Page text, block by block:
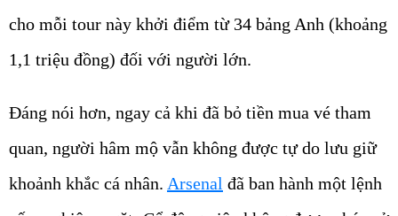
cho mỗi tour này khởi điểm từ 34 bảng Anh (khoảng
1,1 triệu đồng) đối với người lớn.
Đáng nói hơn, ngay cả khi đã bỏ tiền mua vé tham
quan, người hâm mộ vẫn không được tự do lưu giữ
khoảnh khắc cá nhân. Arsenal đã ban hành một lệnh